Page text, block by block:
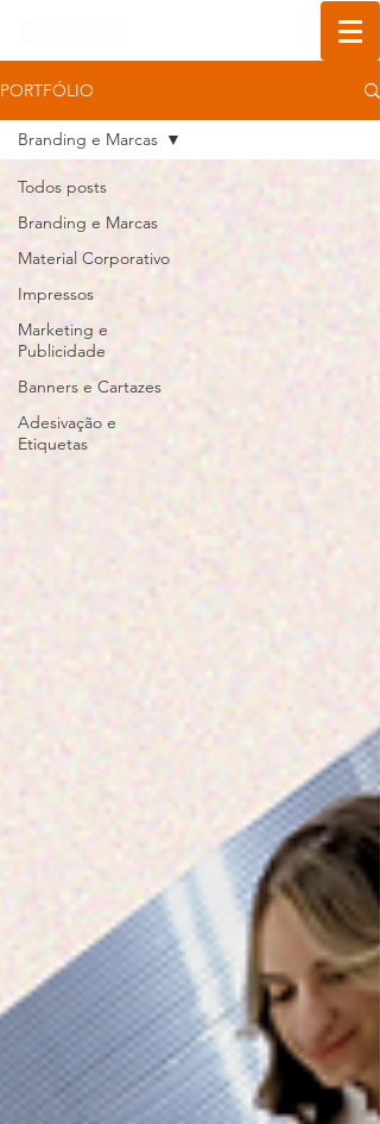
PORTFÓLIO
Todos posts
Branding e Marcas
Material Corporativo
Impressos
Marketing e
Publicidade
Banners e Cartazes
Adesivação e
Etiquetas
Branding e Marcas